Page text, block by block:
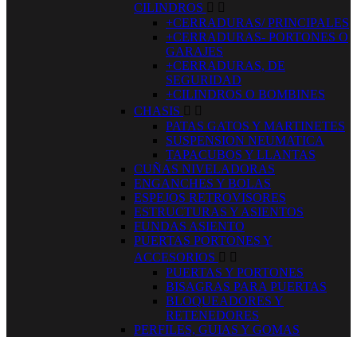
CILINDROS  
+CERRADURAS/ PRINCIPALES
+CERRADURAS- PORTONES O
GARAJES
+CERRADURAS, DE
SEGURIDAD
+CILINDROS O BOMBINES
CHASIS  
PATAS GATOS Y MARTINETES
SUSPENSION NEUMATICA
TAPACUBOS Y LLANTAS
CUÑAS NIVELADORAS
ENGANCHES Y BOLAS
ESPEJOS RETROVISORES
ESTRUCTURAS Y ASIENTOS
FUNDAS ASIENTO
PUERTAS PORTONES Y
ACCESORIOS  
PUERTAS Y PORTONES
BISAGRAS PARA PUERTAS
BLOQUEADORES Y
RETENEDORES
PERFILES, GUIAS Y GOMAS